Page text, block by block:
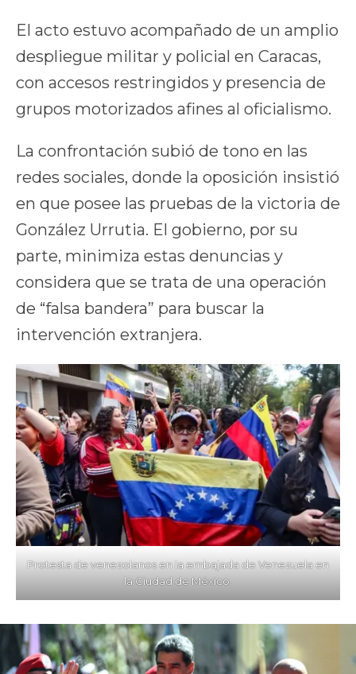
El acto estuvo acompañado de un amplio
despliegue militar y policial en Caracas,
con accesos restringidos y presencia de
grupos motorizados afines al oficialismo.
La confrontación subió de tono en las
redes sociales, donde la oposición insistió
en que posee las pruebas de la victoria de
González Urrutia. El gobierno, por su
parte, minimiza estas denuncias y
considera que se trata de una operación
de “falsa bandera” para buscar la
intervención extranjera.
Protesta de venezolanos en la embajada de Venezuela en
la Ciudad de México.